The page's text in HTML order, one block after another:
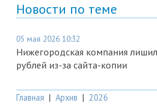
Новости по теме
05 мая 2026 10:32
Нижегородская компания
рублей из-за сайта-копии
Главная | Архив | 2026